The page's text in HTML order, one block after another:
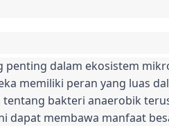
penting dalam ekosistem
memiliki peran yang luas
bakteri anaerobik
membawa manfaat